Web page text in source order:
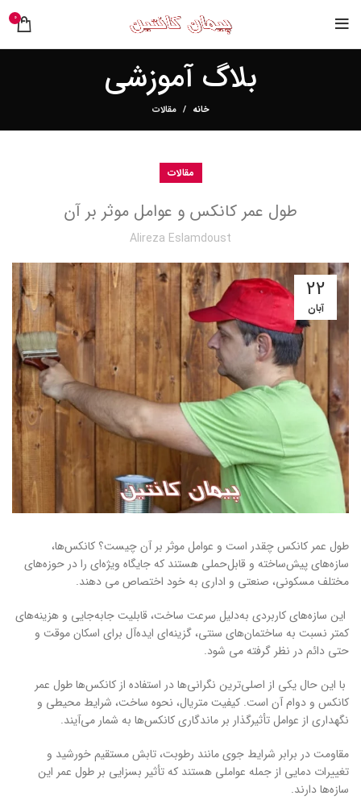
0
بلاگ آموزشی
خانه مقالات
مقالات
طول عمر کانکس و عوامل موثر بر آن
Alireza Eslamdoust
22
آبان
طول عمر کانکس چقدر است و عوامل موثر بر آن چیست؟ کانکس‌ها،
سازه‌های پیش‌ساخته و قابل‌حملی هستند که جایگاه ویژه‌ای را در حوزه‌های
مختلف مسکونی، صنعتی و اداری به خود اختصاص می دهند.
این سازه‌های کاربردی به‌دلیل سرعت ساخت، قابلیت جابه‌جایی و هزینه‌های
کمتر نسبت به ساختمان‌های سنتی، گزینه‌ای ایده‌آل برای اسکان موقت و
حتی دائم در نظر گرفته می شود.
با این حال یکی از اصلی‌ترین نگرانی‌ها در استفاده از کانکس‌ها طول عمر
کانکس و دوام آن‌ است. کیفیت متریال، نحوه ساخت، شرایط محیطی و
نگهداری از عوامل تأثیرگذار بر ماندگاری کانکس‌ها به شمار می‌آیند.
مقاومت در برابر شرایط جوی مانند رطوبت، تابش مستقیم خورشید و
تغییرات دمایی از جمله عواملی هستند که تأثیر بسزایی بر طول عمر این
سازه‌ها دارند.